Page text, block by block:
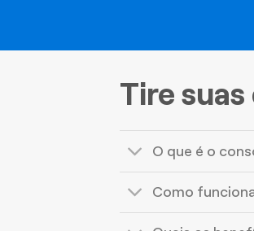
Tire
O que é o
Como